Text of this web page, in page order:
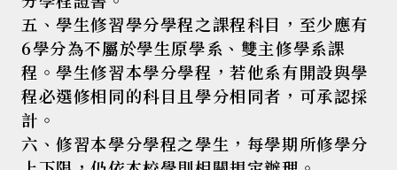
五、學生修習學分學程之課程科目，至少應有
6學分為不屬於學生原學系、雙主修學系課
程。學生修習本學分學程，若他系有開設與學
程必選修相同的科目且學分相同者，可承認採
計。
六、修習本學分學程之學生，每學期所修學分